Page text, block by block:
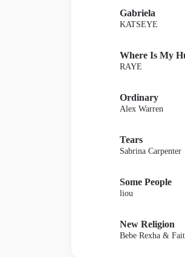
Gabriela
KATSEYE
Where Is My
RAYE
Ordinary
Alex Warren
Tears
Sabrina Carpenter
Some People
liou
New Religion
Bebe Rexha &